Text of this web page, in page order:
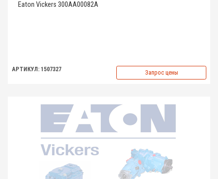
Eaton Vickers 300AA00082A
АРТИКУЛ: 1507327 Запрос цены